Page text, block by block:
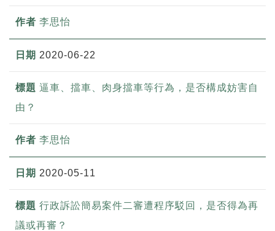
李思怡
2020-06-22
逼車、擋車、肉身擋車等行為，是否構成妨害自
由？
李思怡
2020-05-11
行政訴訟簡易案件二審遭程序駁回，是否得為再
議或再審？